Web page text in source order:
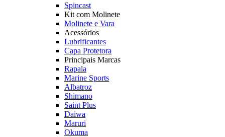
Spincast
Kit com Molinete
Molinete e Vara
Acessórios
Lubrificantes
Capa Protetora
Principais Marcas
Rapala
Marine Sports
Albatroz
Shimano
Saint Plus
Daiwa
Maruri
Okuma